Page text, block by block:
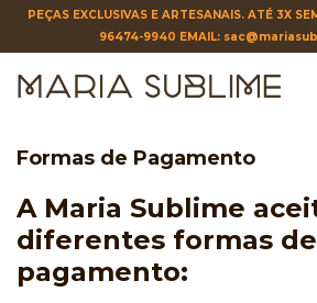
PEÇAS EXCLUSIVAS E ARTESANAIS. ATÉ 3X
96474-9940 EMAIL:
Formas de Pagamento
A Maria Sublime
diferentes formas de
pagamento: